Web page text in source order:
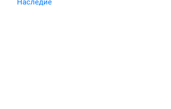
Наследие